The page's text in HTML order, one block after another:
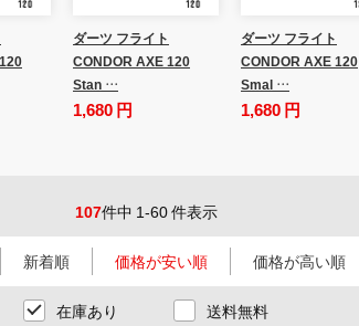
ダーツ フライト
CONDOR AXE 120
Stan …
1,680 円
ダーツ フライト
CONDOR AXE 120
Smal …
1,680 円
107件中 1-60 件表示
新着順 価格が安い順 価格が高い順
在庫あり 送料無料